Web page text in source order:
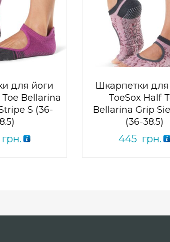
для йоги
Bellarina
S (36-
грн.
Шкарпетки для
ToeSox Half
Bellarina Grip
(36-38.5)
445 грн.
0 out
of
5
ПРИДБАТИ
Add to Wishlist